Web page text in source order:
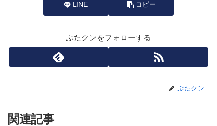
LINE コピー
ぶたクンをフォローする
ぶたクン
関連記事